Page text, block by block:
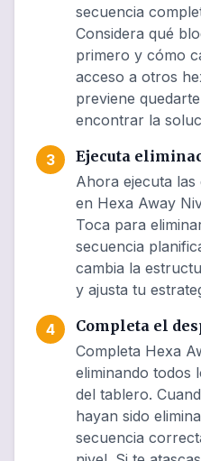
secuencia
Considera qué
primero y cómo
acceso a otros
previene
encontrar la
3
Ejecuta
Ahora ejecuta las
en Hexa Away
Toca para
secuencia
cambia la
y ajusta tu
4
Completa el
Completa Hexa
eliminando todos
del tablero.
hayan sido
secuencia